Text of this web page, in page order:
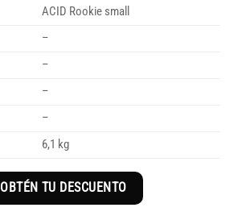
ACID Rookie small
–
–
–
–
6,1 kg
OBTÉN TU DESCUENTO